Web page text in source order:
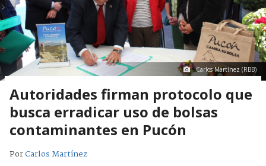
Carlos Martínez (RBB)
Autoridades firman protocolo que
busca erradicar uso de bolsas
contaminantes en Pucón
PorCarlos Martínez